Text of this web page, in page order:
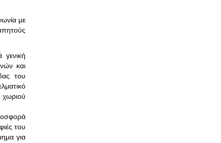
με
και
του
χωριού
του
για